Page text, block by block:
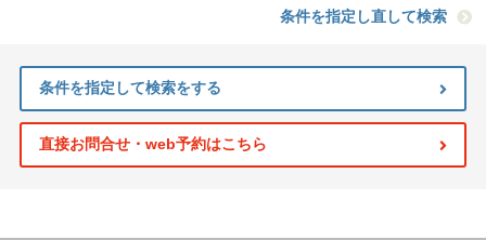
条件を指定し直して検索
条件を指定して検索をする
直接お問合せ・web予約はこちら